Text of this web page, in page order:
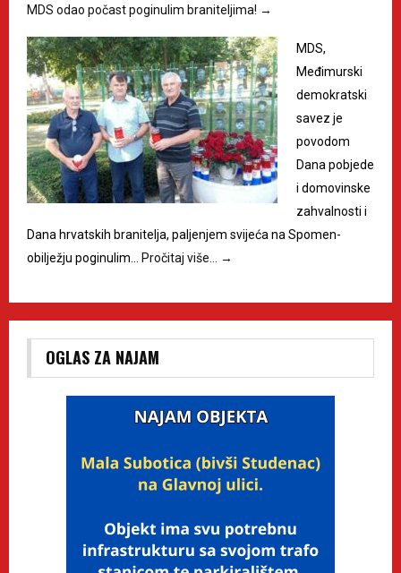
MDS odao počast poginulim braniteljima! →
MDS,
Međimurski
demokratski
savez je
povodom
Dana pobjede
i domovinske
zahvalnosti i
Dana hrvatskih branitelja, paljenjem svijeća na Spomen-
obilježju poginulim…
Pročitaj više… →
OGLAS ZA NAJAM